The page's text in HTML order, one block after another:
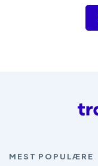
MEST POPULÆRE